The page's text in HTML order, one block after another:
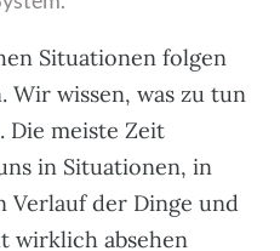
Situationen folgen
wissen, was zu tun
Die meiste Zeit
in Situationen, in
Verlauf der Dinge und
wirklich absehen